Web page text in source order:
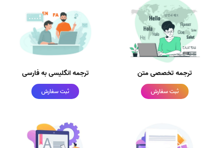
ترجمه تخصصی متن
ثبت سفارش
ترجمه انگلیسی به فارسی
ثبت سفارش